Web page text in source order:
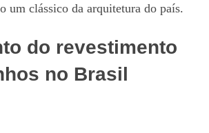
um clássico da arquitetura do país.
do revestimento
no Brasil